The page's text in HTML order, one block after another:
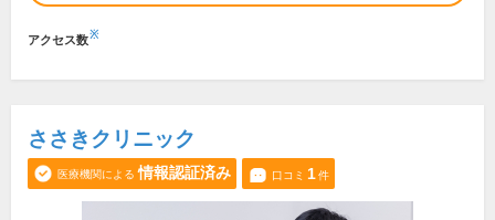
アクセス数※
ささきクリニック
医療機関による 情報認証済み 口コミ 1件